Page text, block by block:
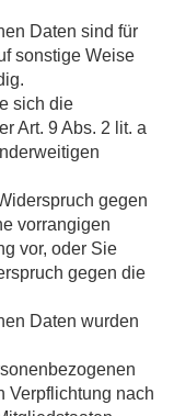
Daten sind für
sonstige Weise
sich die
Art. 9 Abs. 2 lit. a
gegen
vorrangigen
vor, oder Sie
gegen die
Daten wurden
Verpflichtung nach